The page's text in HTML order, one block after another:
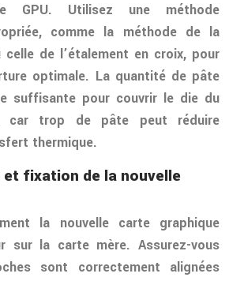
GPU. Utilisez une méthode
comme la méthode de la
de l’étalement en croix, pour
optimale. La quantité de pâte
suffisante pour couvrir le die du
car trop de pâte peut réduire
thermique.
fixation de la nouvelle
la nouvelle carte graphique
sur la carte mère. Assurez-vous
sont correctement alignées